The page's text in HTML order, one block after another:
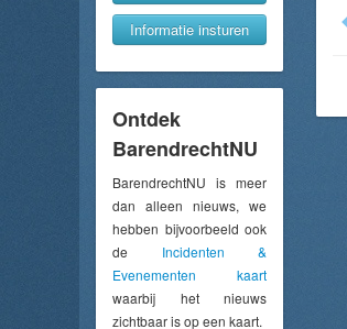
Informatie insturen
Ontdek
BarendrechtNU
BarendrechtNU is meer
dan alleen nieuws, we
hebben bijvoorbeeld ook
de Incidenten &
Evenementen kaart
waarbij het nieuws
zichtbaar is op een kaart.